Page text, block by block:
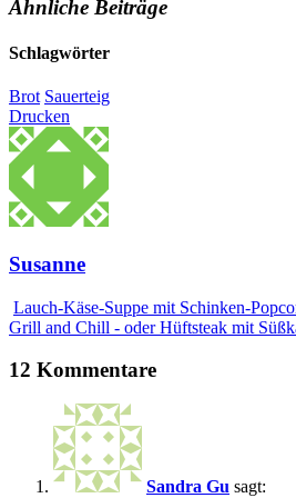
Ähnliche Beiträge
Schlagwörter
Brot Sauerteig
Drucken
Susanne
Lauch-Käse-Suppe mit Schinken-
Grill and Chill - oder Hüftsteak mit
12 Kommentare
Sandra Gu sagt: